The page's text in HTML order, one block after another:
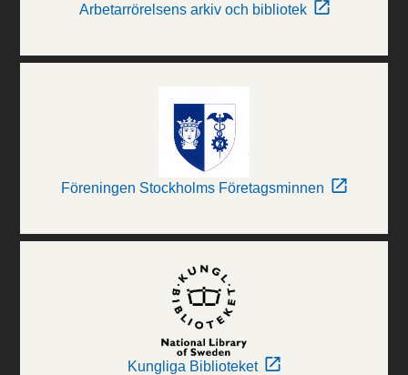
Arbetarrörelsens arkiv och bibliotek
Föreningen Stockholms Företagsminnen
Kungliga Biblioteket